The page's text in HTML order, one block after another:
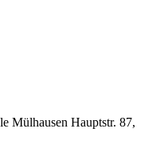
Mülhausen Hauptstr. 87,